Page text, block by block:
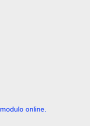
modulo online